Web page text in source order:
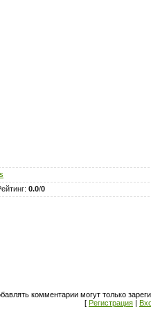
: 0.0/0
комментарии могут только
[ Регистрация |